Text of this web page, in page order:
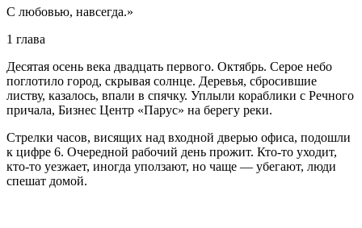
С любовью, навсегда.»
1 глава
Десятая осень века двадцать первого. Октябрь. Серое небо
поглотило город, скрывая солнце. Деревья, сбросившие
листву, казалось, впали в спячку. Уплыли кораблики с Речного
причала, Бизнес Центр «Парус» на берегу реки.
Стрелки часов, висящих над входной дверью офиса, подошли
к цифре 6. Очередной рабочий день прожит. Кто-то уходит,
кто-то уезжает, иногда уползают, но чаще — убегают, люди
спешат домой.